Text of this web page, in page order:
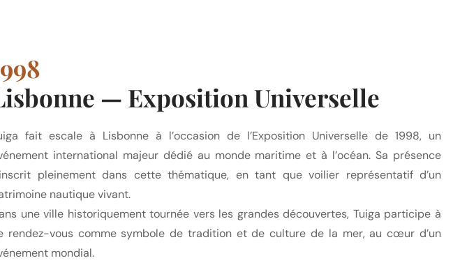
— Exposition Universelle
fait escale à Lisbonne à l’occasion de l’Exposition Universelle de 1998, un
international majeur dédié au monde maritime et à l’océan. Sa présence
pleinement dans cette thématique, en tant que voilier représentatif d’un
nautique vivant.
une ville historiquement tournée vers les grandes découvertes, Tuiga participe à
rendez-vous comme symbole de tradition et de culture de la mer, au cœur d’un
mondial.